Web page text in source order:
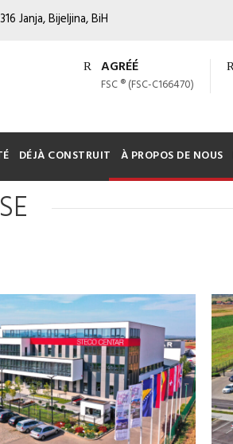
Janja, Bijeljina, BiH
AGRÉÉ
FSC ® (FSC-C166470)
DÉJÀ CONSTRUIT À PROPOS DE NOUS